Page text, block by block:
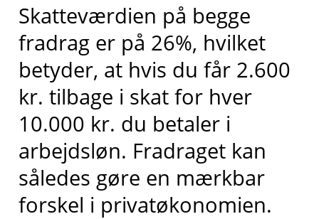
Skatteværdien på begge
fradrag er på 26%, hvilket
betyder, at hvis du får 2.600
kr. tilbage i skat for hver
10.000 kr. du betaler i
arbejdsløn. Fradraget kan
således gøre en mærkbar
forskel i privatøkonomien.